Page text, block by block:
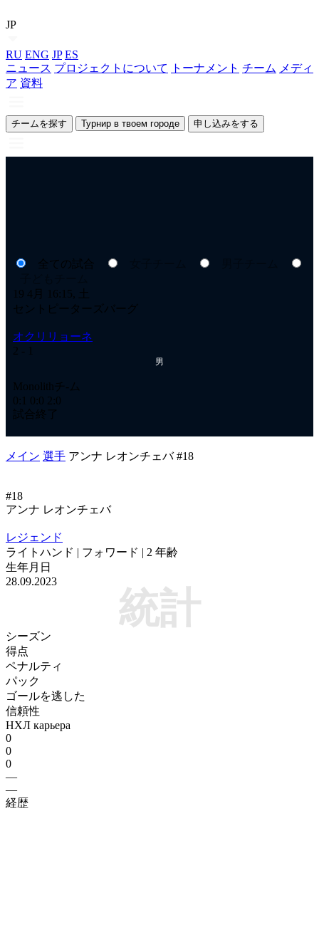
JP
RU ENG JP ES
ニュース プロジェクトについて トーナメント チーム メディ
ア 資料
チームを探す Турнир в твоем городе 申し込みをする
全ての試合
19 4月 16:15, 土
セントピーターズバーグ
オクリリョーネ
2 - 1
男
Monolithチ-ム
0:1 0:0 2:0
試合終了
メイン 選手 アンナ レオンチェバ #18
#18
アンナ レオンチェバ
レジェンド
ライトハンド | フォワード | 2 年齢
生年月日
28.09.2023
統計
シーズン
得点
ペナルティ
パック
ゴールを逃した
信頼性
НХЛ карьера
0
0
0
—
—
経歴